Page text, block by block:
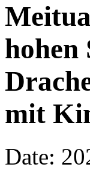
hohen
mit
Date: